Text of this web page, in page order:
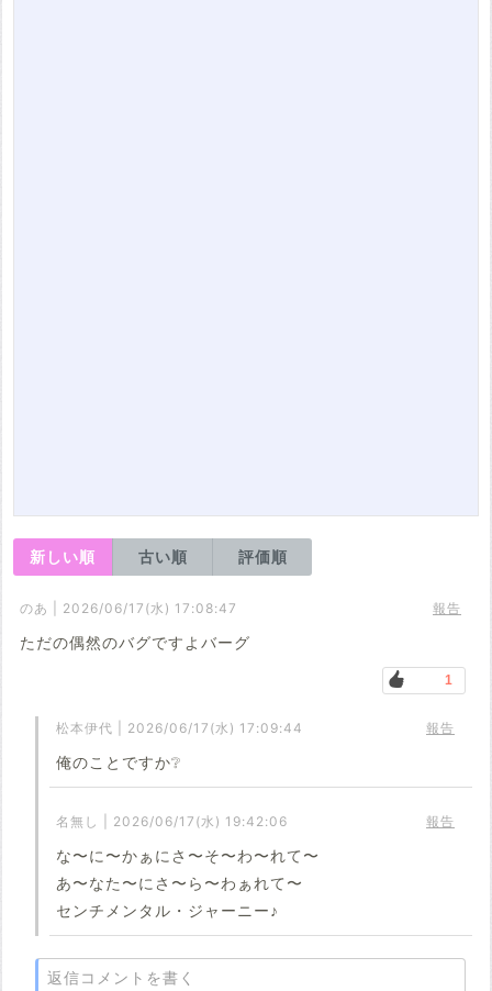
新しい順 古い順 評価順
のあ | 2026/06/17(水) 17:08:47 報告
ただの偶然のバグですよバーグ
1
松本伊代 | 2026/06/17(水) 17:09:44 報告
俺のことですか❔
名無し | 2026/06/17(水) 19:42:06 報告
な〜に〜かぁにさ〜そ〜わ〜れて〜
あ〜なた〜にさ〜ら〜わぁれて〜
センチメンタル・ジャーニー♪
返信コメントを書く